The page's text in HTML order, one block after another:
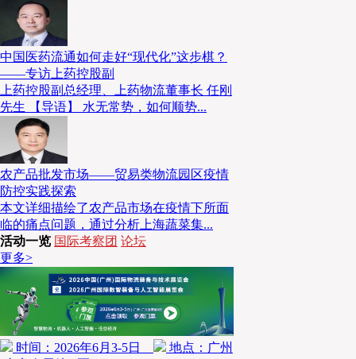
中国医药流通如何走好“现代化”这步棋？
——专访上药控股副
上药控股副总经理、上药物流董事长 任刚
先生 【导语】 水无常势，如何顺势...
农产品批发市场——贸易类物流园区疫情
防控实践探索
本文详细描绘了农产品市场在疫情下所面
临的痛点问题，通过分析上海蔬菜集...
活动一览 国际考察团 论坛
更多>
时间：2026年6月3-5日
地点：广州